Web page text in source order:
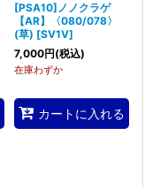
[PSA10]ノノクラゲ
【AR】〈080/078〉
(草) [SV1V]
7,000円(税込)
在庫わずか
カートに入れる